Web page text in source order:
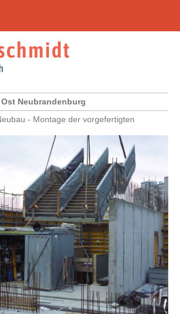
Neubrandenburg
- Montage der vorgefertigten